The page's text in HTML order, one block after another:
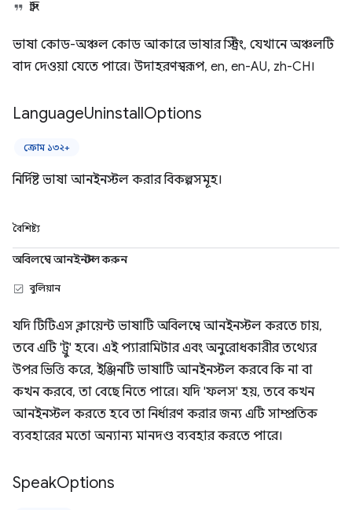
স্ট্রিং
ভাষা কোড-অঞ্চল কোড আকারে ভাষার স্ট্রিং, যেখানে অঞ্চলটি
বাদ দেওয়া যেতে পারে। উদাহরণস্বরূপ, en, en-AU, zh-CH।
LanguageUninstallOptions
ক্রোম ১৩২+
নির্দিষ্ট ভাষা আনইনস্টল করার বিকল্পসমূহ।
বৈশিষ্ট্য
অবিলম্বে আনইনস্টল করুন
বুলিয়ান
যদি টিটিএস ক্লায়েন্ট ভাষাটি অবিলম্বে আনইনস্টল করতে চায়,
তবে এটি 'ট্রু' হবে। এই প্যারামিটার এবং অনুরোধকারীর তথ্যের
উপর ভিত্তি করে, ইঞ্জিনটি ভাষাটি আনইনস্টল করবে কি না বা
কখন করবে, তা বেছে নিতে পারে। যদি 'ফলস' হয়, তবে কখন
আনইনস্টল করতে হবে তা নির্ধারণ করার জন্য এটি সাম্প্রতিক
ব্যবহারের মতো অন্যান্য মানদণ্ড ব্যবহার করতে পারে।
SpeakOptions